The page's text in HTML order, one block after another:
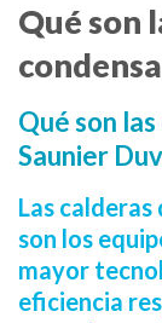
Qué son
Qué son
Saunier
Las calderas
son los
mayor
eficiencia